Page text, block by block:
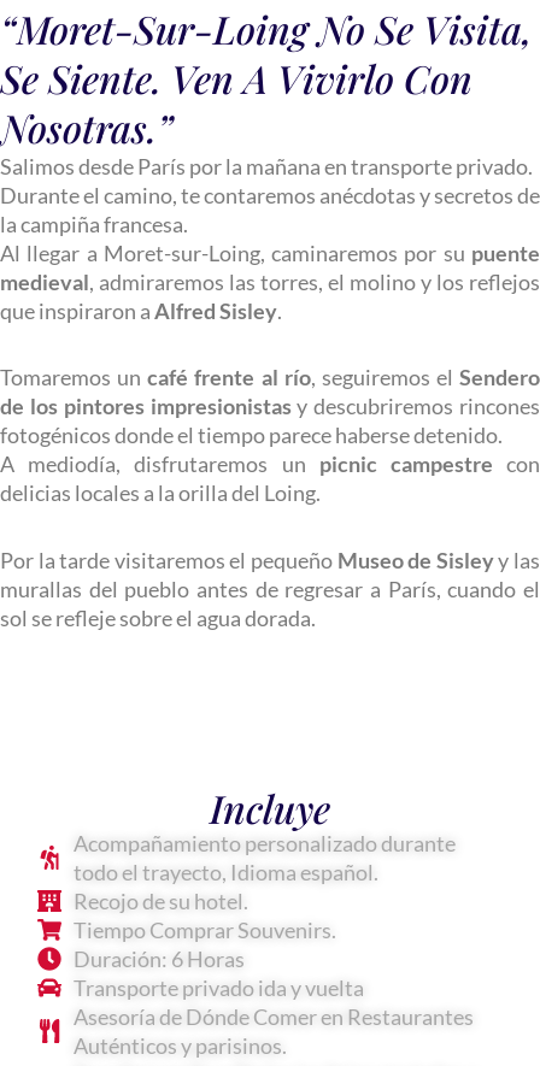
“Moret-Sur-Loing No Se Visita,
Se Siente. Ven A Vivirlo Con
Nosotras.”
Salimos desde París por la mañana en transporte privado.
Durante el camino, te contaremos anécdotas y secretos de
la campiña francesa.
Al llegar a Moret-sur-Loing, caminaremos por su puente
medieval, admiraremos las torres, el molino y los reflejos
que inspiraron aAlfred Sisley.
Tomaremos uncafé frente al río, seguiremos el Sendero
de los pintores impresionistasy descubriremos rincones
fotogénicos donde el tiempo parece haberse detenido.
A mediodía, disfrutaremos un picnic campestre con
delicias locales a la orilla del Loing.
Por la tarde visitaremos el pequeño Museo de Sisleyy las
murallas del pueblo antes de regresar a París, cuando el
sol se refleje sobre el agua dorada.
Incluye
Acompañamiento personalizado durante
todo el trayecto, Idioma español.
Recojo de su hotel.
Tiempo Comprar Souvenirs.
Duración: 6 Horas
Transporte privado ida y vuelta
Asesoría de Dónde Comer en Restaurantes
Auténticos y parisinos.